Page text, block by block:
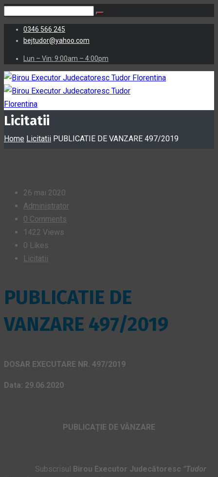
0346 566 245
bejtudor@yahoo.com
Lun – Vin: 9:00am – 4:00pm
Licitatii
Home Licitatii PUBLICATIE DE VANZARE 497/2019
26 mai 2020
Administrator
0 Comments
1422 Views
0 Likes
Licitatii
PUBLICATIE DE
VANZARE 497/2019
DOSAR EXECUTARE NR. 497/2019
Data: 29.06.2020
PUBLICAȚIE DE VÂNZARE
Subscrisul Birou Executor Judecătoresc ”Tudor